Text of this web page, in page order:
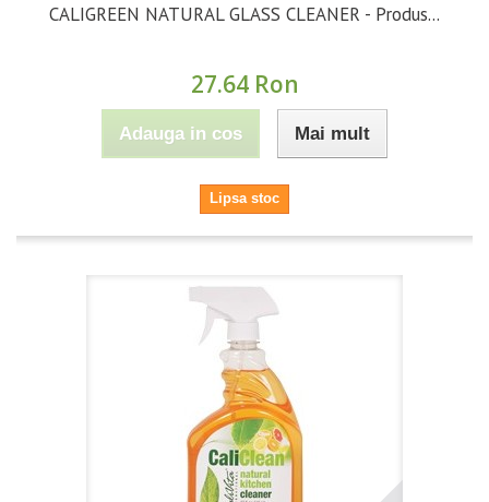
CALIGREEN NATURAL GLASS CLEANER - Produs...
27.64 Ron
Adauga in cos Mai mult
Lipsa stoc